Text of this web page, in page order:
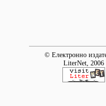
© Електронно
LiterNet, 2006